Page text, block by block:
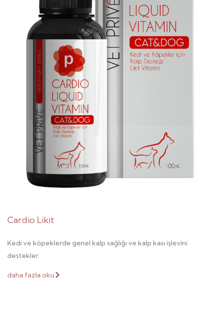
Cardio Likit
Kedi ve köpeklerde genel kalp sağlığı ve kalp kası işlevini
destekler.
daha fazla oku